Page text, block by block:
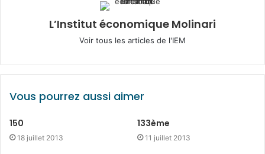
L’Institut économique Molinari
Voir tous les articles de l'IEM
Vous pourrez aussi aimer
150
18 juillet 2013
133ème
11 juillet 2013